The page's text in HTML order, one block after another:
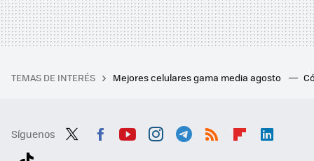
TEMAS DE INTERÉS Mejores celulares gama media agosto
Síguenos